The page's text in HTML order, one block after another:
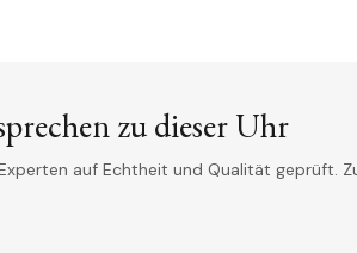
zu dieser Uhr
auf Echtheit und Qualität geprüft.